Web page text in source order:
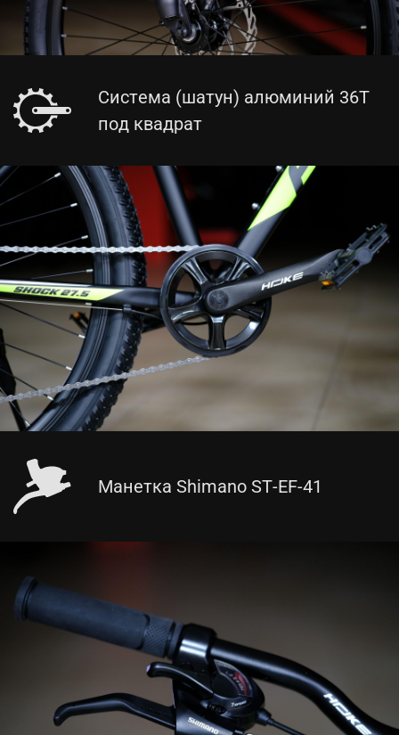
Система (шатун) алюминий 36T
под квадрат
Манетка Shimano ST-EF-41